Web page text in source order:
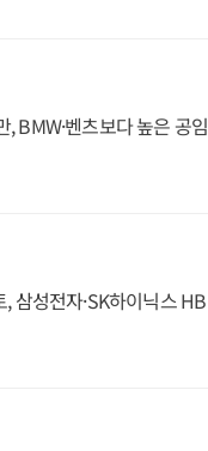
BMW·벤츠보다 높은 공임
삼성전자·SK하이닉스 HB